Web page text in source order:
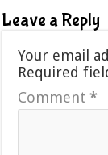
Leave a Reply
Your email
Required
Comment*